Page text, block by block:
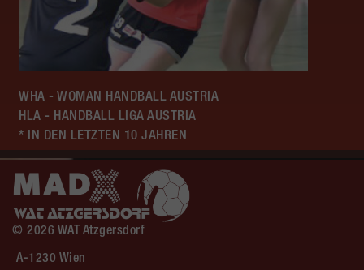
WHA - WOMAN HANDBALL AUSTRIA
HLA - HANDBALL LIGA AUSTRIA
* IN DEN LETZTEN 10 JAHREN
© 2026 WAT Atzgersdorf
A-1230 Wien